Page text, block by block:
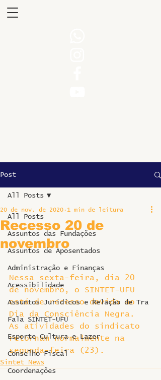
Post
All Posts
Assuntos das Fundações
Assuntos de Aposentados
Administração e Finanças
Acessibilidade
Assuntos Jurídicos e Relação de Tra
Fala SINTET-UFU
Esporte Cultura e Lazer
Conselho Fiscal
Coordenações
All Posts
Recesso 20 de
novembro
20 de nov. de 2020 1 min de leitura
Nessa sexta-feira, dia 20
de novembro, o SINTET-UFU
está de recesso devido ao
Dia da Consciência Negra.
As atividades do sindicato
retornam normalmente na
segunda-feira (23).
Sintet News